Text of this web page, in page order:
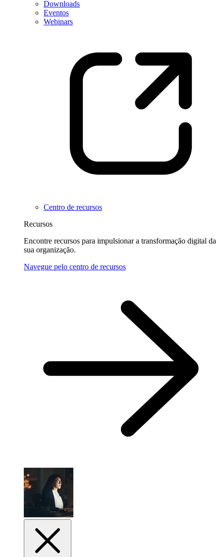
Downloads
Eventos
Webinars
Centro de recursos
Recursos
Encontre recursos para impulsionar a transformação digital da
sua organização.
Navegue pelo centro de recursos